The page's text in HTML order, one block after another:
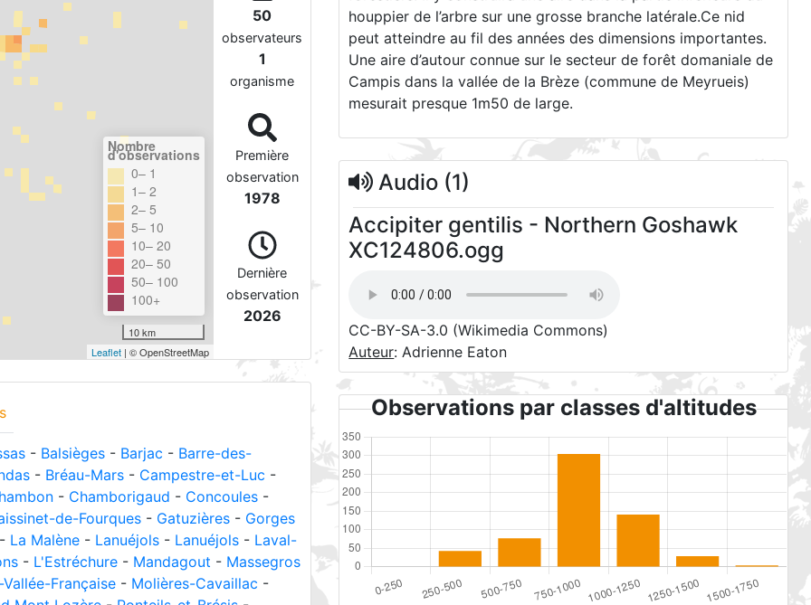
Nombre
d'observations
0– 1
1– 2
2– 5
5– 10
10– 20
20– 50
50– 100
100+
10 km
Leaflet| © OpenStreetMap
50
observateurs
1
organisme
Première
observation
1978
Dernière
observation
2026
- Balsièges - Barjac - Barre-des-
- Bréau-Mars - Campestre-et-Luc -
- Chamborigaud - Concoules -
de-Fourques - Gatuzières - Gorges
La Malène - Lanuéjols - Lanuéjols - Laval-
- L'Estréchure - Mandagout - Massegros
Française - Molières-Cavaillac -
houppier de l’arbre sur une grosse branche latérale.Ce nid
peut atteindre au fil des années des dimensions importantes.
Une aire d’autour connue sur le secteur de forêt domaniale de
Campis dans la vallée de la Brèze (commune de Meyrueis)
mesurait presque 1m50 de large.
Audio (1)
Accipiter gentilis - Northern Goshawk
XC124806.ogg
CC-BY-SA-3.0 (Wikimedia Commons)
Auteur: Adrienne Eaton
Observations par classes d'altitudes